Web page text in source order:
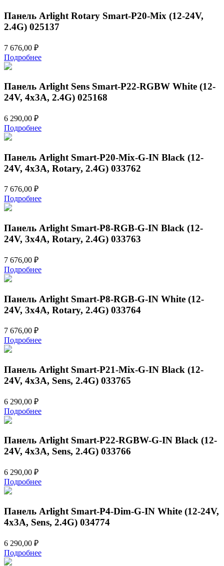
Панель Arlight Rotary Smart-P20-Mix (12-24V,
2.4G) 025137
7 676,00 ₽
Подробнее
Панель Arlight Sens Smart-P22-RGBW White (12-
24V, 4x3A, 2.4G) 025168
6 290,00 ₽
Подробнее
Панель Arlight Smart-P20-Mix-G-IN Black (12-
24V, 4x3A, Rotary, 2.4G) 033762
7 676,00 ₽
Подробнее
Панель Arlight Smart-P8-RGB-G-IN Black (12-
24V, 3x4A, Rotary, 2.4G) 033763
7 676,00 ₽
Подробнее
Панель Arlight Smart-P8-RGB-G-IN White (12-
24V, 3x4A, Rotary, 2.4G) 033764
7 676,00 ₽
Подробнее
Панель Arlight Smart-P21-Mix-G-IN Black (12-
24V, 4x3A, Sens, 2.4G) 033765
6 290,00 ₽
Подробнее
Панель Arlight Smart-P22-RGBW-G-IN Black (12-
24V, 4x3A, Sens, 2.4G) 033766
6 290,00 ₽
Подробнее
Панель Arlight Smart-P4-Dim-G-IN White (12-24V,
4x3A, Sens, 2.4G) 034774
6 290,00 ₽
Подробнее